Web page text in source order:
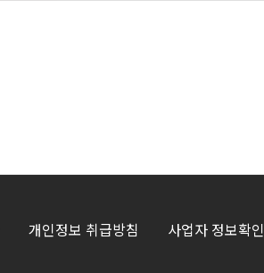
개인정보 취급방침 사업자 정보확인